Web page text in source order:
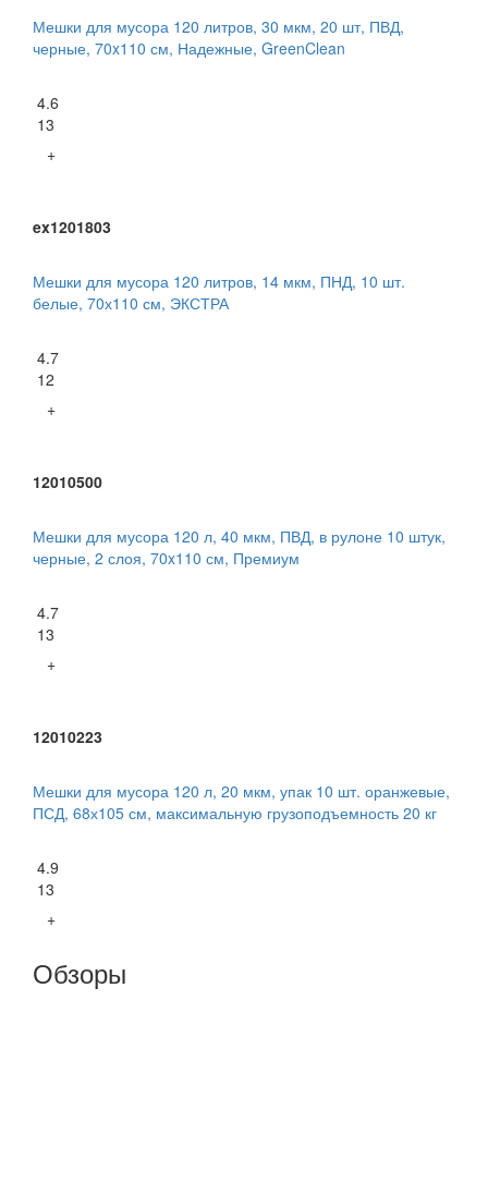
Мешки для мусора 120 литров, 30 мкм, 20 шт, ПВД,
черные, 70x110 см, Надежные, GreenClean
4.6
13
+
ex1201803
Мешки для мусора 120 литров, 14 мкм, ПНД, 10 шт.
белые, 70х110 см, ЭКСТРА
4.7
12
+
12010500
Мешки для мусора 120 л, 40 мкм, ПВД, в рулоне 10 штук,
черные, 2 слоя, 70x110 см, Премиум
4.7
13
+
12010223
Мешки для мусора 120 л, 20 мкм, упак 10 шт. оранжевые,
ПСД, 68х105 см, максимальную грузоподъемность 20 кг
4.9
13
+
Обзоры